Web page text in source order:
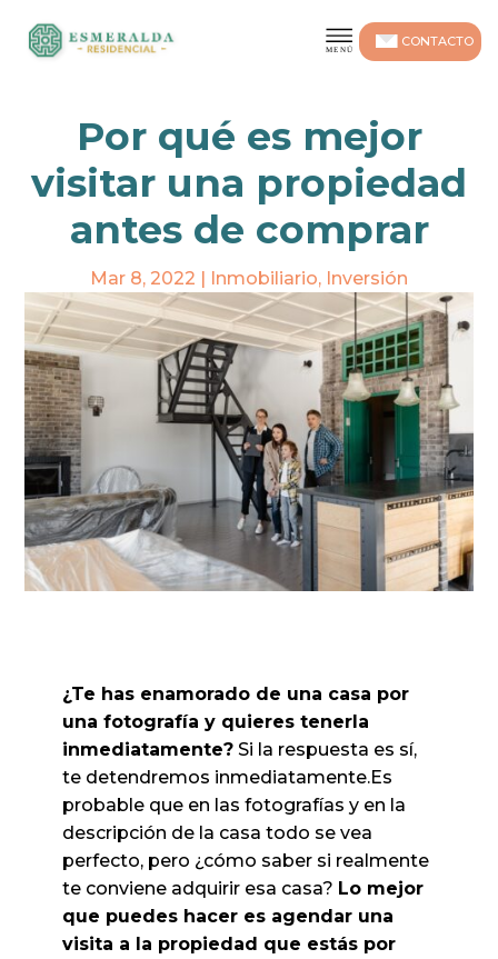
Por qué es mejor
visitar una propiedad
antes de comprar
Mar 8, 2022 | Inmobiliario, Inversión
¿Te has enamorado de una casa por
una fotografía y quieres tenerla
inmediatamente? Si la respuesta es sí,
te detendremos inmediatamente.Es
probable que en las fotografías y en la
descripción de la casa todo se vea
perfecto, pero ¿cómo saber si realmente
te conviene adquirir esa casa? Lo mejor
que puedes hacer es agendar una
visita a la propiedad que estás por
CONTACTO